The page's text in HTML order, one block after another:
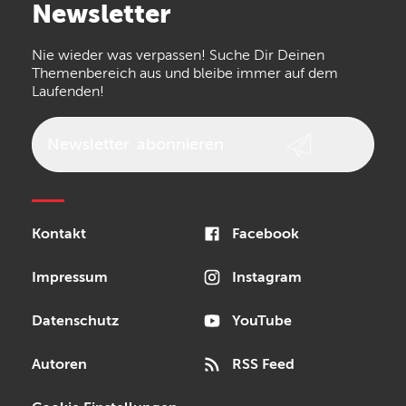
the t.bone
Walrus Audio Epiphone
Newsletter
Nie wieder was verpassen! Suche Dir Deinen
Themenbereich aus und bleibe immer auf dem
Laufenden!
Kontakt
Impressum
Datenschutz
Autoren
Facebook
Instagram
YouTube
RSS Feed